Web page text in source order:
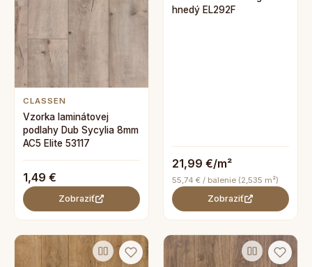
CLASSEN
Vzorka laminátovej
podlahy Dub Sycylia 8mm
AC5 Elite 53117
1,49 €
Zobraziť
hnedý EL292F
21,99 €/m²
55,74 € / balenie (2,535 m²)
Zobraziť